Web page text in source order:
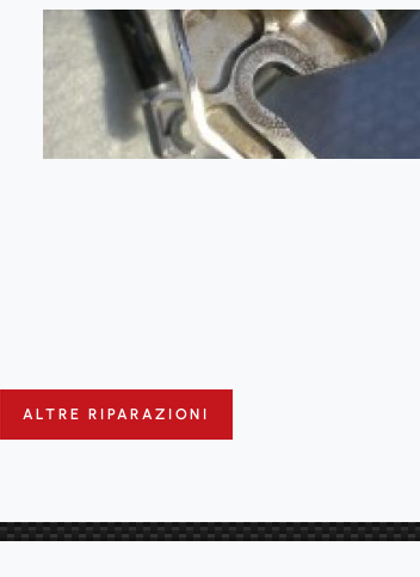
ALTRE RIPARAZIONI